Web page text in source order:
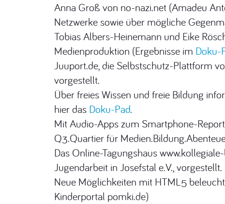
Anna Groß von no-nazi.net (Amadeu
Netzwerke sowie über mögliche
Tobias Albers-Heinemann und Eike
Medienproduktion (Ergebnisse im Doku-
Juuport.de, die Selbstschutz-Plattform
vorgestellt.
Über freies Wissen und freie Bildung
hier das Doku-Pad.
Mit Audio-Apps zum Smartphone-
Q3.Quartier für
Das Online-Tagungshaus
Jugendarbeit in Josefstal e.V., vorgestellt.
Neue Möglichkeiten mit HTML5
Kinderportal pomki.de)